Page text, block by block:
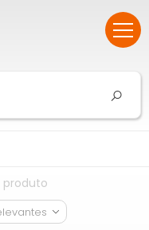
produto